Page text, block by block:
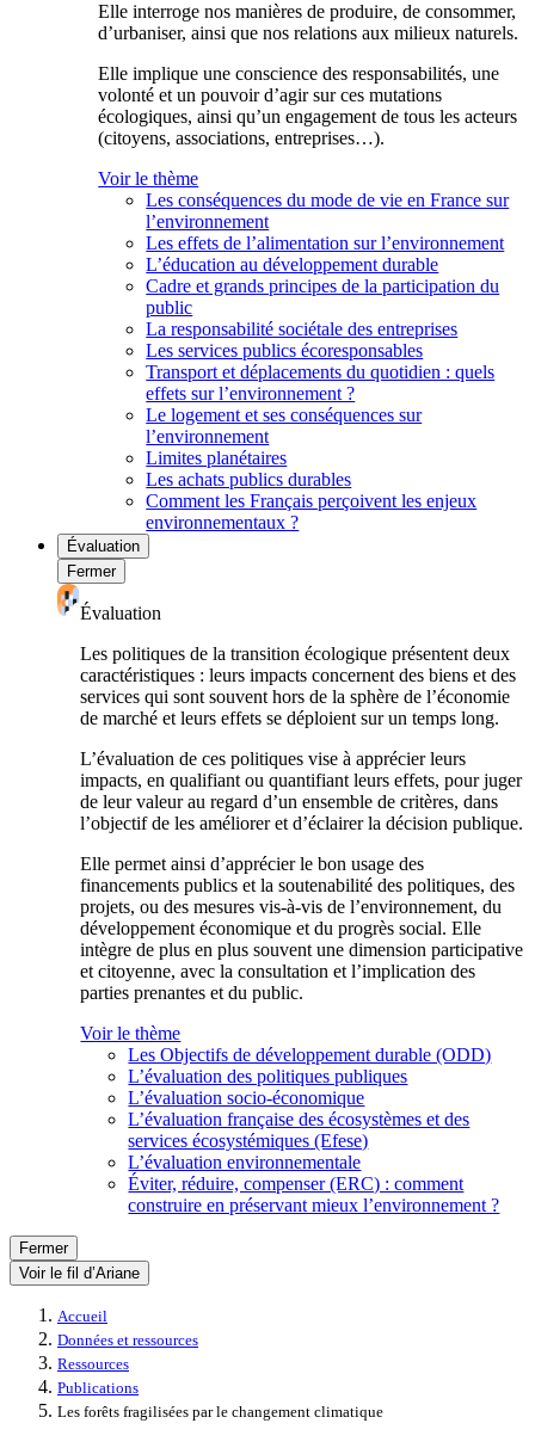
Elle interroge nos manières de produire, de consommer,
d’urbaniser, ainsi que nos relations aux milieux naturels.
Elle implique une conscience des responsabilités, une
volonté et un pouvoir d’agir sur ces mutations
écologiques, ainsi qu’un engagement de tous les acteurs
(citoyens, associations, entreprises…).
Voir le thème
Les conséquences du mode de vie en France sur
l’environnement
Les effets de l’alimentation sur l’environnement
L’éducation au développement durable
Cadre et grands principes de la participation du
public
La responsabilité sociétale des entreprises
Les services publics écoresponsables
Transport et déplacements du quotidien : quels
effets sur l’environnement ?
Le logement et ses conséquences sur
l’environnement
Limites planétaires
Les achats publics durables
Comment les Français perçoivent les enjeux
environnementaux ?
Évaluation
Fermer
Évaluation
Les politiques de la transition écologique présentent deux
caractéristiques : leurs impacts concernent des biens et des
services qui sont souvent hors de la sphère de l’économie
de marché et leurs effets se déploient sur un temps long.
L’évaluation de ces politiques vise à apprécier leurs
impacts, en qualifiant ou quantifiant leurs effets, pour juger
de leur valeur au regard d’un ensemble de critères, dans
l’objectif de les améliorer et d’éclairer la décision publique.
Elle permet ainsi d’apprécier le bon usage des
financements publics et la soutenabilité des politiques, des
projets, ou des mesures vis-à-vis de l’environnement, du
développement économique et du progrès social. Elle
intègre de plus en plus souvent une dimension participative
et citoyenne, avec la consultation et l’implication des
parties prenantes et du public.
Voir le thème
Les Objectifs de développement durable (ODD)
L’évaluation des politiques publiques
L’évaluation socio-économique
L’évaluation française des écosystèmes et des
services écosystémiques (Efese)
L’évaluation environnementale
Éviter, réduire, compenser (ERC) : comment
construire en préservant mieux l’environnement ?
Fermer
Voir le fil d’Ariane
Accueil
Données et ressources
Ressources
Publications
Les forêts fragilisées par le changement climatique